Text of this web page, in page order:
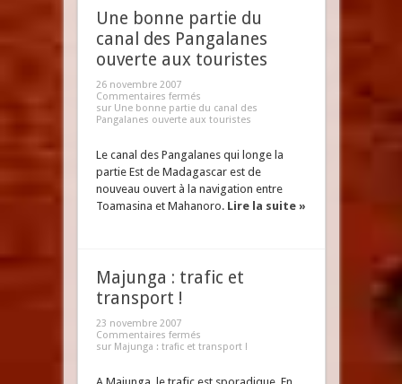
Une bonne partie du
canal des Pangalanes
ouverte aux touristes
26 novembre 2007
Commentaires fermés
sur Une bonne partie du canal des
Pangalanes ouverte aux touristes
Le canal des Pangalanes qui longe la
partie Est de Madagascar est de
nouveau ouvert à la navigation entre
Toamasina et Mahanoro. Lire la suite »
Majunga : trafic et
transport !
23 novembre 2007
Commentaires fermés
sur Majunga : trafic et transport !